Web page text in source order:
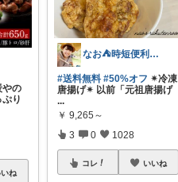
やの
り
ね
なお⛺️時短便利グッズ好き♡オリ写多め♪
#送料無料 #50%オフ ✴︎冷凍
唐揚げ✴︎ 以前「元祖唐揚げ
...
￥ 9,265～
3 0 1028
コレ いいね